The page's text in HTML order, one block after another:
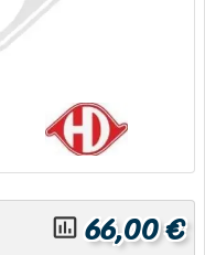
insert_chart_outlined 66,00 €